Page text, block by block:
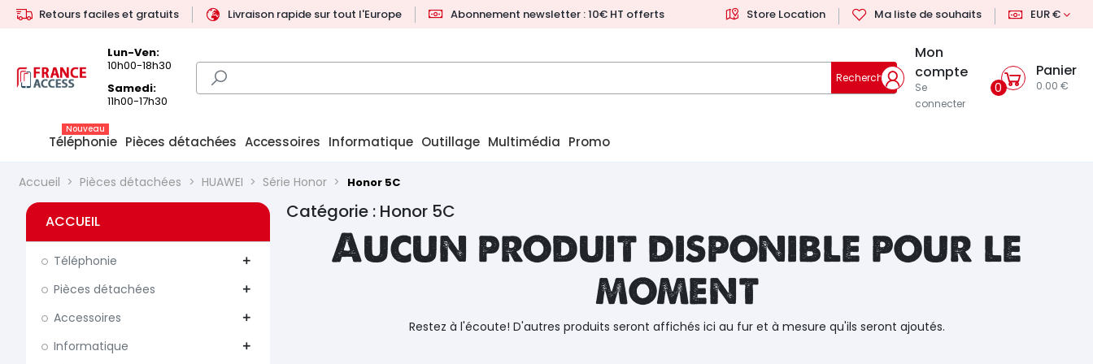
Retours faciles et gratuits Livraison rapide sur tout l'Europe Abonnement newsletter : 10€ HT offerts Store Location Ma liste de souhaits EUR €
Lun-Ven:
10h00-18h30
Samedi:
11h00-17h30
Rechercher
Mon
compte
Se
connecter
0
Panier
0.00 €
Téléphonie
Nouveau
Pièces détachées Accessoires Informatique Outillage Multimédia Promo
Accueil Pièces détachées HUAWEI Série Honor Honor 5C
ACCUEIL
Téléphonie add
Pièces détachées add
Accessoires add
Informatique add
Catégorie : Honor 5C
Aucun produit disponible pour le
moment
Restez à l'écoute! D'autres produits seront affichés ici au fur et à mesure qu'ils seront ajoutés.